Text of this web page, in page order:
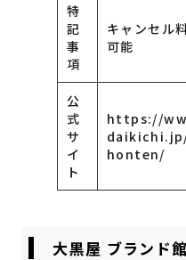
特
記
事
項
キャンセル
可能
公
式
サ
イ
ト
https://
honten/
大黒屋 ブランド